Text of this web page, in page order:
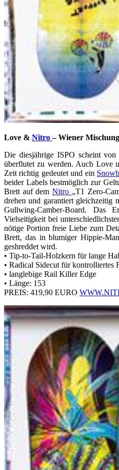
Love & Nitro– Wiener Mischung
Die diesjährige ISPO scheint
überflutet zu werden. Auch Love
Zeit richtig gedeutet und ein
beider Labels bestmöglich zur
Brett auf demNitro „T1 Zero-
drehen und garantiert gleichzeitig
Gullwing-Camber-Board. Das
Vielseitigkeit bei
nötige Portion freie Liebe zum
Brett, das in blumiger Hippie-
geshreddet wird.
• Tip-to-Tail-Holzkern für lange
• Radical Sidecut für kontrolliertes
• langlebige Rail Killer Edge
• Länge: 153
PREIS: 419,90 EURO